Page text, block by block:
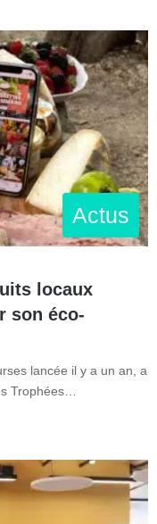
Actus
locaux
son éco-
lancée il y a un an, a
Trophées…